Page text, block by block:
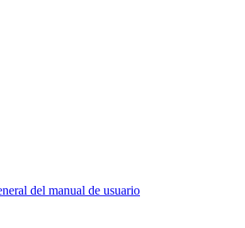
del manual de usuario